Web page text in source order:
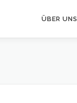
ÜBER UNS